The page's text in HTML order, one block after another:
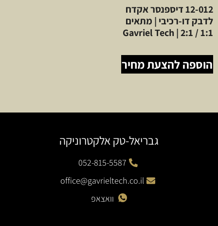
12-012 דיספנסר אקדח
לדבק דו-רכיבי | מתאים
1:1 / 2:1 | Gavriel Tech
הוספה להצעת מחיר
גבריאל-טק אלקטרוניקה
052-815-5587
office@gavrieltech.co.il
וואצאפ